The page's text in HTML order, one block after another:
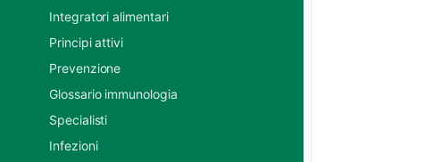
Integratori alimentari
Principi attivi
Prevenzione
Glossario immunologia
Specialisti
Infezioni